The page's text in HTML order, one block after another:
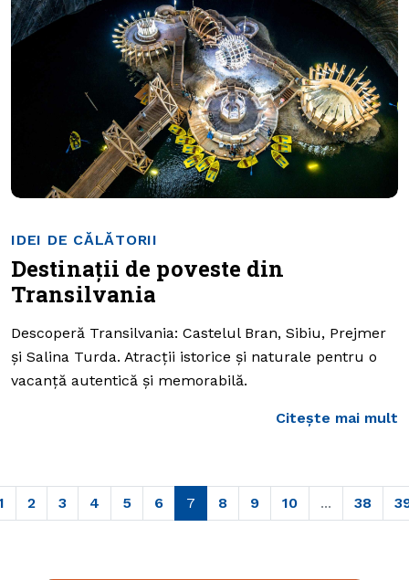
IDEI DE CĂLĂTORII
Destinații de poveste din
Transilvania
Descoperă Transilvania: Castelul Bran, Sibiu, Prejmer
și Salina Turda. Atracții istorice și naturale pentru o
vacanță autentică și memorabilă.
Citește mai mult
2 3 4 5 6 7 8 9 10 ... 38